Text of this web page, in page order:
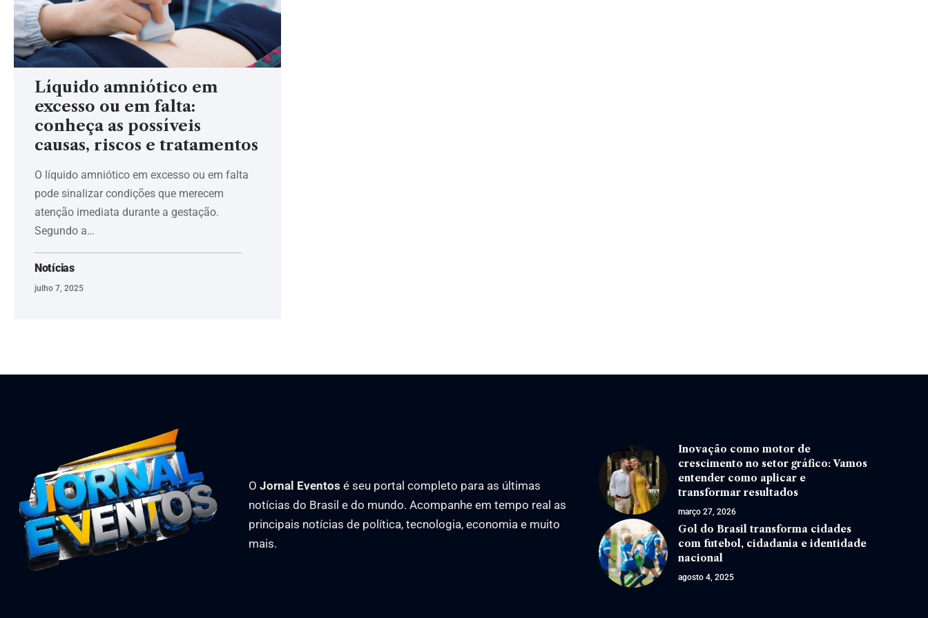
Líquido amniótico em
excesso ou em falta:
conheça as possíveis
causas, riscos e tratamentos
O líquido amniótico em excesso ou em falta
pode sinalizar condições que merecem
atenção imediata durante a gestação.
Segundo a…
Notícias
julho 7, 2025
O Jornal Eventos é seu portal completo para as últimas
notícias do Brasil e do mundo. Acompanhe em tempo real as
principais notícias de política, tecnologia, economia e muito
mais.
Inovação como motor de
crescimento no setor gráfico: Vamos
entender como aplicar e
transformar resultados
março 27, 2026
Gol do Brasil transforma cidades
com futebol, cidadania e identidade
nacional
agosto 4, 2025